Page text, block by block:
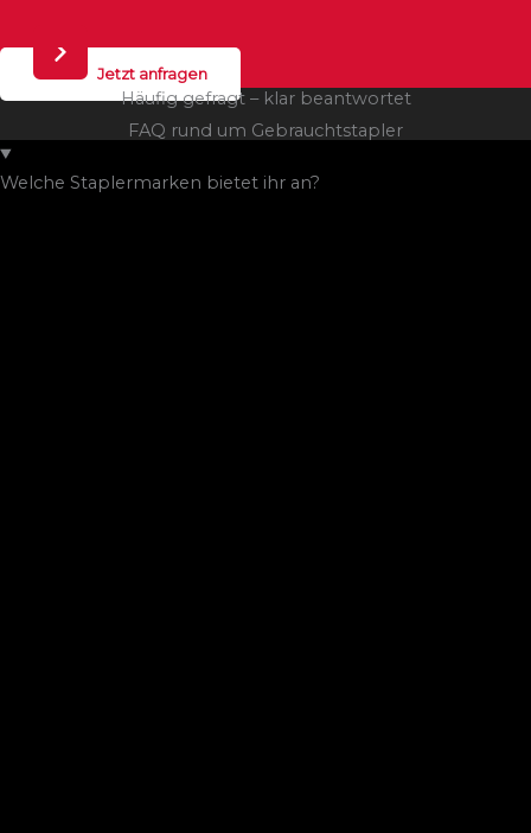
Jetzt anfragen
Häufig gefragt – klar beantwortet
FAQ rund um Gebrauchtstapler
Welche Staplermarken bietet ihr an?